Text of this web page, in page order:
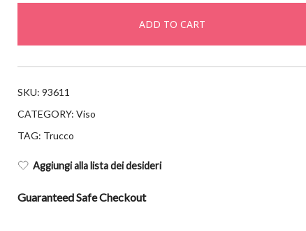
ADD TO CART
SKU: 93611
CATEGORY: Viso
TAG: Trucco
Aggiungi alla lista dei desideri
Guaranteed Safe Checkout